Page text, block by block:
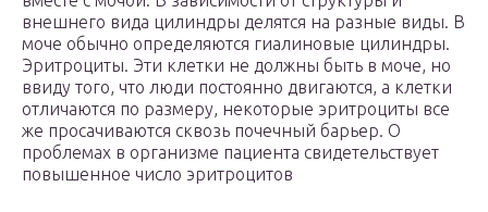
внешнего вида цилиндры делятся на разные виды. В
моче обычно определяются гиалиновые цилиндры.
Эритроциты. Эти клетки не должны быть в моче, но
ввиду того, что люди постоянно двигаются, а клетки
отличаются по размеру, некоторые эритроциты все
же просачиваются сквозь почечный барьер. О
проблемах в организме пациента свидетельствует
повышенное число эритроцитов